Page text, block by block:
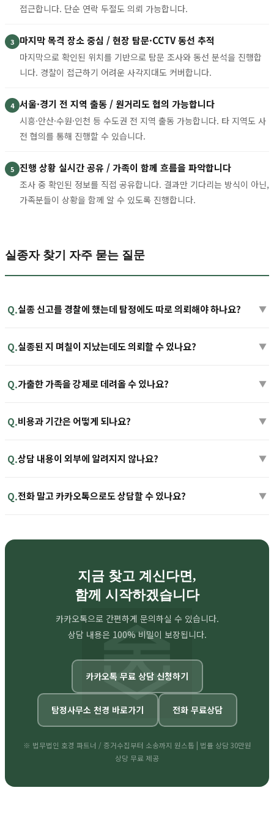
접근합니다. 단순 연락 두절도 의뢰 가능합니다.
3 마지막 목격 장소 중심 / 현장 탐문·CCTV 동선 추적
마지막으로 확인된 위치를 기반으로 탐문 조사와 동선 분석을 진행합
니다. 경찰이 접근하기 어려운 사각지대도 커버합니다.
4 서울·경기 전 지역 출동 / 원거리도 협의 가능합니다
시흥·안산·수원·인천 등 수도권 전 지역 출동 가능합니다. 타 지역도 사
전 협의를 통해 진행할 수 있습니다.
5 진행 상황 실시간 공유 / 가족이 함께 흐름을 파악합니다
조사 중 확인된 정보를 직접 공유합니다. 결과만 기다리는 방식이 아닌,
가족분들이 상황을 함께 알 수 있도록 진행합니다.
실종자 찾기 자주 묻는 질문
Q.실종 신고를 경찰에 했는데 탐정에도 따로 의뢰해야 하나요? ▼
Q.실종된 지 며칠이 지났는데도 의뢰할 수 있나요? ▼
Q.가출한 가족을 강제로 데려올 수 있나요? ▼
Q.비용과 기간은 어떻게 되나요? ▼
Q.상담 내용이 외부에 알려지지 않나요? ▼
Q.전화 말고 카카오톡으로도 상담할 수 있나요? ▼
지금 찾고 계신다면,
함께 시작하겠습니다
카카오톡으로 간편하게 문의하실 수 있습니다.
상담 내용은 100% 비밀이 보장됩니다.
카카오톡 무료 상담 신청하기
탐정사무소 천경 바로가기 전화 무료상담
※ 법무법인 호경 파트너 / 증거수집부터 소송까지 원스톱 | 법률 상담 30만원
상당 무료 제공